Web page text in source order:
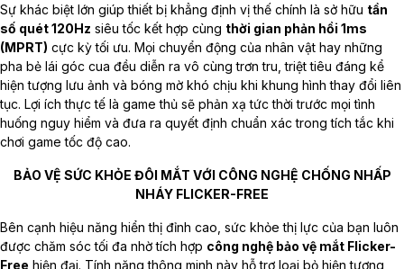
Sự khác biệt lớn giúp thiết bị khẳng định vị thế chính là sở hữu tần
số quét 120Hz siêu tốc kết hợp cùng thời gian phản hồi 1ms
(MPRT) cực kỳ tối ưu. Mọi chuyển động của nhân vật hay những
pha bẻ lái góc cua đều diễn ra vô cùng trơn tru, triệt tiêu đáng kể
hiện tượng lưu ảnh và bóng mờ khó chịu khi khung hình thay đổi liên
tục. Lợi ích thực tế là game thủ sẽ phản xạ tức thời trước mọi tình
huống nguy hiểm và đưa ra quyết định chuẩn xác trong tích tắc khi
chơi game tốc độ cao.
BẢO VỆ SỨC KHỎE ĐÔI MẮT VỚI CÔNG NGHỆ CHỐNG NHẤP
NHÁY FLICKER-FREE
Bên cạnh hiệu năng hiển thị đỉnh cao, sức khỏe thị lực của bạn luôn
được chăm sóc tối đa nhờ tích hợp công nghệ bảo vệ mắt Flicker-
Free hiện đại. Tính năng thông minh này hỗ trợ loại bỏ hiện tượng